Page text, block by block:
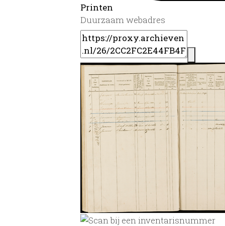
Printen
Duurzaam webadres